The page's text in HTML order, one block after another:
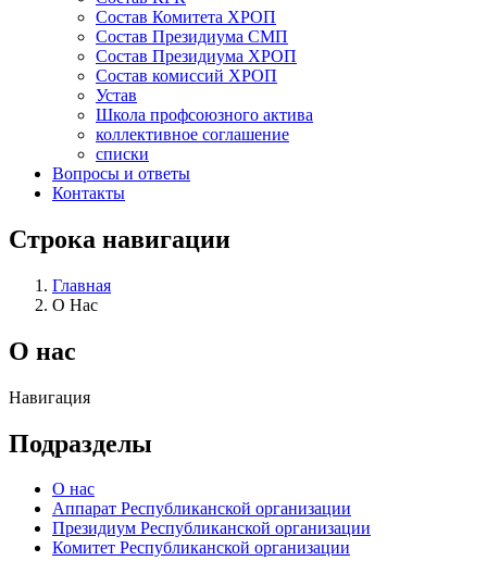
Состав Комитета ХРОП
Состав Президиума СМП
Состав Президиума ХРОП
Состав комиссий ХРОП
Устав
Школа профсоюзного актива
коллективное соглашение
списки
Вопросы и ответы
Контакты
Строка навигации
Главная
О Нас
О нас
Навигация
Подразделы
О нас
Аппарат Республиканской организации
Президиум Республиканской организации
Комитет Республиканской организации